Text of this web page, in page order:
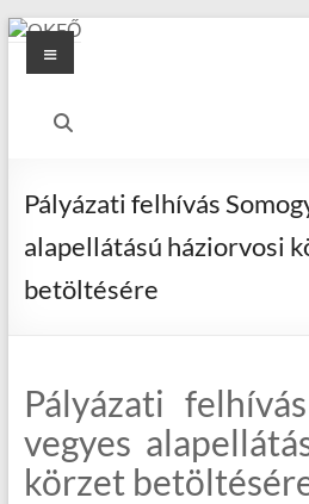
Skip
content
OKFŐ
Menu
Pályázati felhívás
alapellátású háziorvosi
betöltésére
Pályázati
vegyes
körzet